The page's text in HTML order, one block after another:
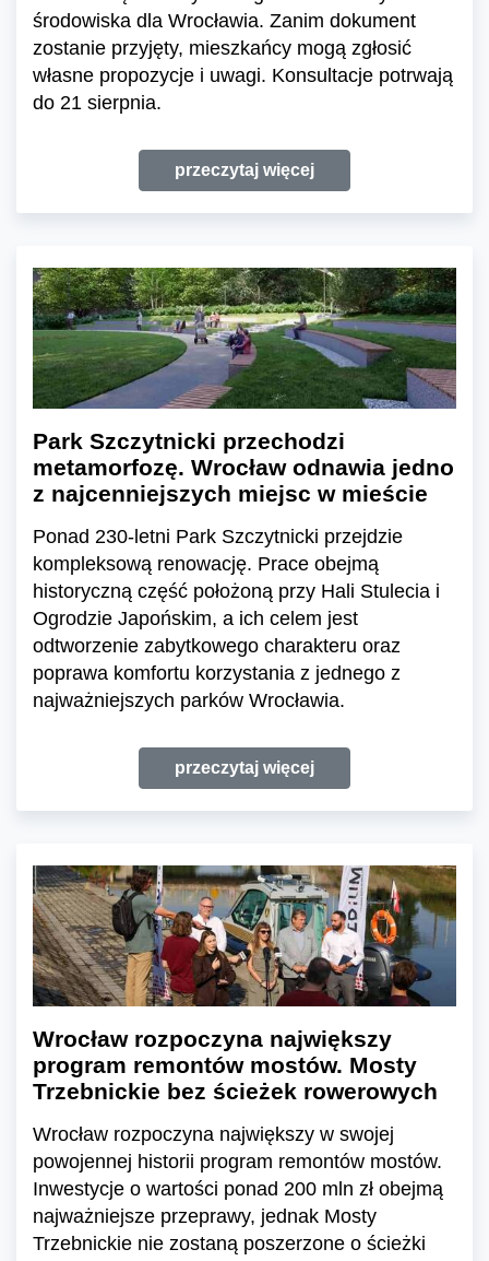
środowiska dla Wrocławia. Zanim dokument
zostanie przyjęty, mieszkańcy mogą zgłosić
własne propozycje i uwagi. Konsultacje potrwają
do 21 sierpnia.
przeczytaj więcej
Park Szczytnicki przechodzi
metamorfozę. Wrocław odnawia jedno
z najcenniejszych miejsc w mieście
Ponad 230-letni Park Szczytnicki przejdzie
kompleksową renowację. Prace obejmą
historyczną część położoną przy Hali Stulecia i
Ogrodzie Japońskim, a ich celem jest
odtworzenie zabytkowego charakteru oraz
poprawa komfortu korzystania z jednego z
najważniejszych parków Wrocławia.
przeczytaj więcej
Wrocław rozpoczyna największy
program remontów mostów. Mosty
Trzebnickie bez ścieżek rowerowych
Wrocław rozpoczyna największy w swojej
powojennej historii program remontów mostów.
Inwestycje o wartości ponad 200 mln zł obejmą
najważniejsze przeprawy, jednak Mosty
Trzebnickie nie zostaną poszerzone o ścieżki